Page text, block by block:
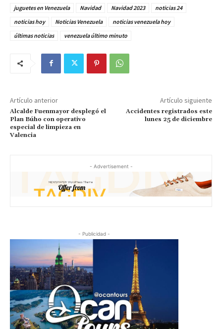
juguetes en Venezuela
Navidad Navidad 2023
noticias 24
noticias hoy
Noticias Venezuela
noticias venezuela hoy
últimas noticias
venezuela último minuto
Artículo anterior
Alcalde Fuenmayor desplegó el
Plan Búho con operativo
especial de limpieza en
Valencia
Artículo siguiente
Accidentes registrados este
lunes 25 de diciembre
- Advertisement -
- Publicidad -